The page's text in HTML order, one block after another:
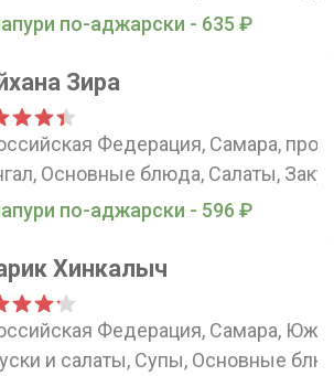
по-аджарски - 635 ₽
Зира
Федерация, Самара,
Основные блюда, Салаты,
по-аджарски - 596 ₽
Хинкалыч
Федерация, Самара,
и салаты, Супы, Основные